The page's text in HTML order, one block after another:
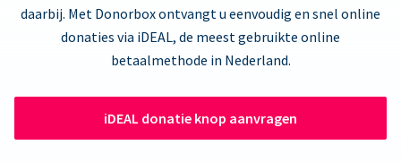
daarbij. Met Donorbox ontvangt u eenvoudig en snel online
donaties via iDEAL, de meest gebruikte online
betaalmethode in Nederland.
iDEAL donatie knop aanvragen